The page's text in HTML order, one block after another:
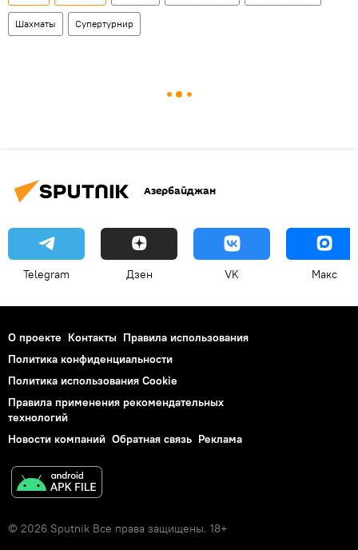
Шахматы Супертурнир
Азербайджан
Telegram Дзен VK Макс
О проекте Контакты Правила использования
Политика конфиденциальности
Политика использования Cookie
Правила применения рекомендательных
технологий
Новости компаний Обратная связь Реклама
© 2026 Sputnik Все права защищены. 18+